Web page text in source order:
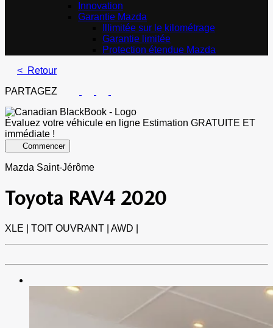
Innovation
Garantie Mazda
Illimitée sur le kilométrage
Garantie limitée
Protection étendue Mazda
< Retour
PARTAGEZ
Évaluez votre véhicule en ligne Estimation GRATUITE ET
immédiate !
Commencer
Mazda Saint-Jérôme
Toyota RAV4 2020
XLE | TOIT OUVRANT | AWD |